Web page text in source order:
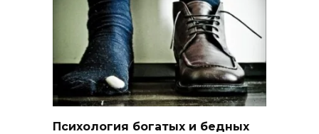
Психология богатых и бедных